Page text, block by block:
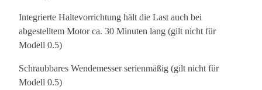
Integrierte Haltevorrichtung hält die Last auch bei
abgestelltem Motor ca. 30 Minuten lang (gilt nicht für
Modell 0.5)
Schraubbares Wendemesser serienmäßig (gilt nicht für
Modell 0.5)